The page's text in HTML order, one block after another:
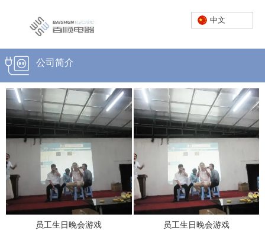
服务热线：
0757-23662222
中文
中文
公司简介
员工生日晚会游戏 员工生日晚会游戏